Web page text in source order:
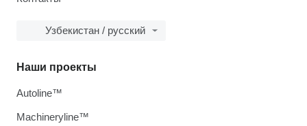
Узбекистан / русский
Наши проекты
Autoline™
Machineryline™